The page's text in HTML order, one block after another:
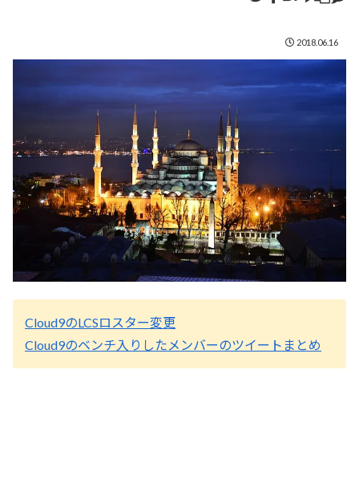
2018.06.16
Cloud9のLCSロスター変更
Cloud9のベンチ入りしたメンバーのツイートまとめ